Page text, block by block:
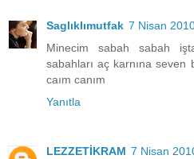
Saglıklımutfak 7 Nisan
Minecim sabah sabah
sabahları aç karnına seven
caım canım
Yanıtla
LEZZETİKRAM 7 Nisan